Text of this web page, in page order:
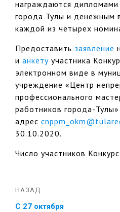
награждаются
города Тулы и денежным
каждой из четырех
Предоставить заявление
и анкету участника
электронном виде в
учреждение «Центр
профессионального
работников города-
адрес
30.10.2020.
Число участников
НАЗАД
С 27 октября